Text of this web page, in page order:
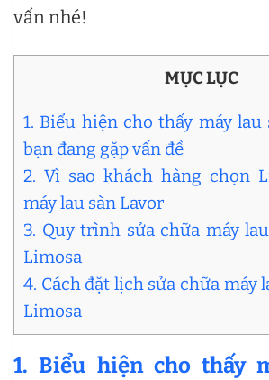
vấn nhé!
MỤC LỤC
1. Biểu hiện cho thấy máy lau
bạn đang gặp vấn đề
2. Vì sao khách hàng chọn
máy lau sàn Lavor
3. Quy trình sửa chữa máy
Limosa
4. Cách đặt lịch sửa chữa máy
Limosa
1. Biểu hiện cho thấy